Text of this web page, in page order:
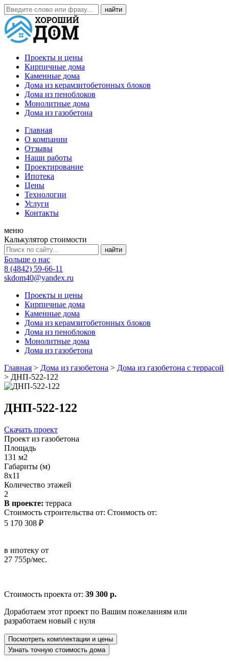
Проекты и цены
Кирпичные дома
Каменные дома
Дома из керамзитобетонных блоков
Дома из пеноблоков
Монолитные дома
Дома из газобетона
Главная
О компании
Отзывы
Наши работы
Проектирование
Ипотека
Цены
Технологии
Услуги
Контакты
меню
Калькулятор стоимости
Больше о нас
8 (4842) 59-66-11
skdom40@yandex.ru
Проекты и цены
Кирпичные дома
Каменные дома
Дома из керамзитобетонных блоков
Дома из пеноблоков
Монолитные дома
Дома из газобетона
Главная > Дома из газобетона > Дома из газобетона с террасой
> ДНП-522-122
ДНП-522-122
Скачать проект
Проект из газобетона
Площадь
131 м2
Габариты (м)
8х11
Количество этажей
2
В проекте: терраса
Стоимость строительства от: Стоимость от:
5 170 308 ₽
в ипотеку от
27 755р/мес.
Стоимость проекта от: 39 300 р.
Доработаем этот проект по Вашим пожеланиям или
разработаем новый с нуля
Посмотреть комплектации и цены
Узнать точную стоимость дома